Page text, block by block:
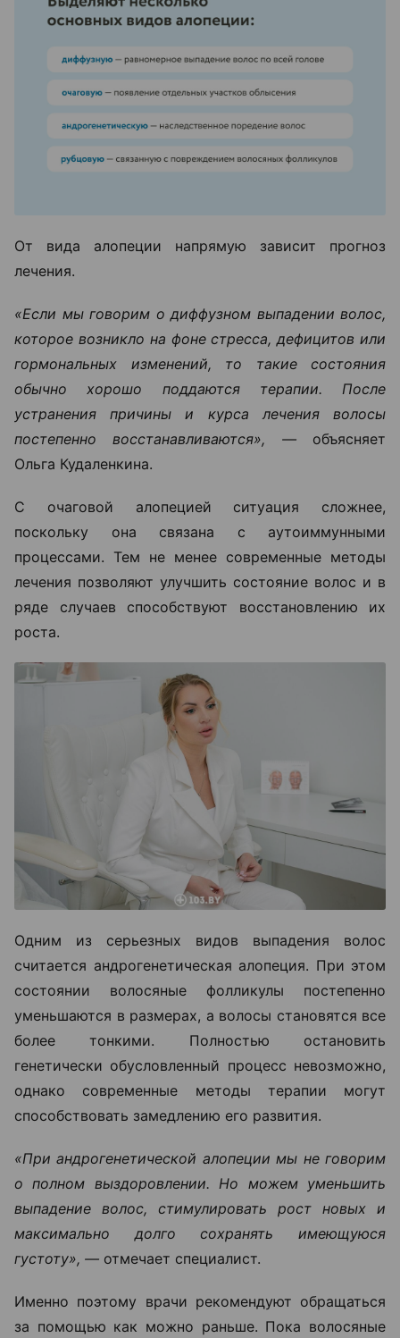
От вида алопеции напрямую зависит прогноз
лечения.
«Если мы говорим о диффузном выпадении волос,
которое возникло на фоне стресса, дефицитов или
гормональных изменений, то такие состояния
обычно хорошо поддаются терапии. После
устранения причины и курса лечения волосы
постепенно восстанавливаются», —объясняет
Ольга Кудаленкина.
С очаговой алопецией ситуация сложнее,
поскольку она связана с аутоиммунными
процессами. Тем не менее современные методы
лечения позволяют улучшить состояние волос и в
ряде случаев способствуют восстановлению их
роста.
Одним из серьезных видов выпадения волос
считается андрогенетическая алопеция. При этом
состоянии волосяные фолликулы постепенно
уменьшаются в размерах, а волосы становятся все
более тонкими. Полностью остановить
генетически обусловленный процесс невозможно,
однако современные методы терапии могут
способствовать замедлению его развития.
«При андрогенетической алопеции мы не говорим
о полном выздоровлении. Но можем уменьшить
выпадение волос, стимулировать рост новых и
максимально долго сохранять имеющуюся
густоту», — отмечает специалист.
Именно поэтому врачи рекомендуют обращаться
за помощью как можно раньше. Пока волосяные